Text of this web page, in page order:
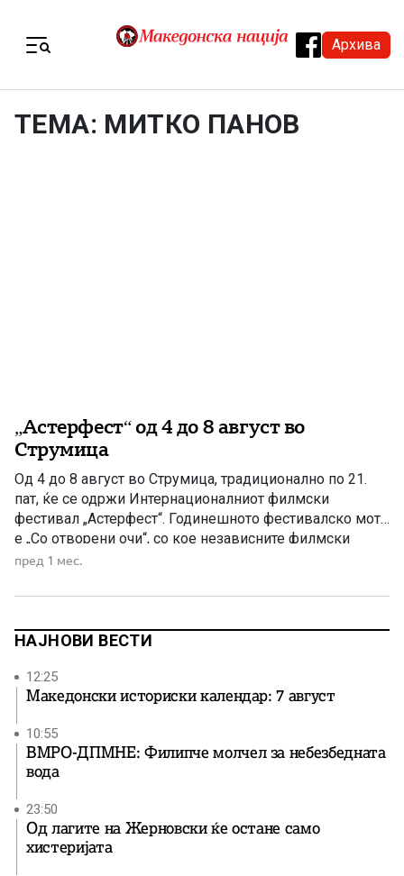
Архива
ТЕМА: МИТКО ПАНОВ
„Астерфест“ од 4 до 8 август во
Струмица
Од 4 до 8 август во Струмица, традиционално по 21.
пат, ќе се одржи Интернационалниот филмски
фестивал „Астерфест“. Годинешното фестивалско мото
е „Со отворени очи“, со кое независните филмски
автори симболично ја повикуваат публиката да го
приказни од различни краишта на светот. Фестивалот,
пред 1 мес.
НАЈНОВИ ВЕСТИ
12:25
Македонски историски календар: 7 август
10:55
ВМРО-ДПМНЕ: Филипче молчел за небезбедната
вода
23:50
Од лагите на Жерновски ќе остане само
хистеријата